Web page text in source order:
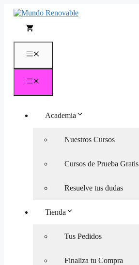
Saltar
contenido
Menú
Menú
Academia
Nuestros Cursos
Cursos de Prueba Gratis
Resuelve tus dudas
Tienda
Tus Pedidos
Finaliza tu Compra